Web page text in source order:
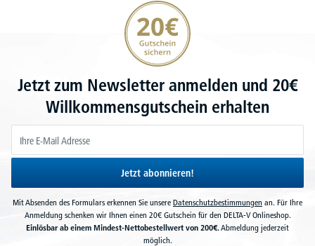
20€ Gutschein sichern
Jetzt zum Newsletter anmelden und 20€
Willkommensgutschein erhalten
Jetzt abonnieren!
Mit Absenden des Formulars erkennen Sie unsere Datenschutzbestimmungen an. Für Ihre
Anmeldung schenken wir Ihnen einen 20€ Gutschein für den DELTA-V Onlineshop.
Einlösbar ab einem Mindest-Nettobestellwert von 200€.Abmeldung jederzeit
möglich.